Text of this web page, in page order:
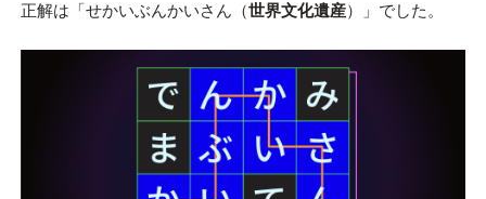
正解は「せかいぶんかいさん（世界文化遺産）」でした。